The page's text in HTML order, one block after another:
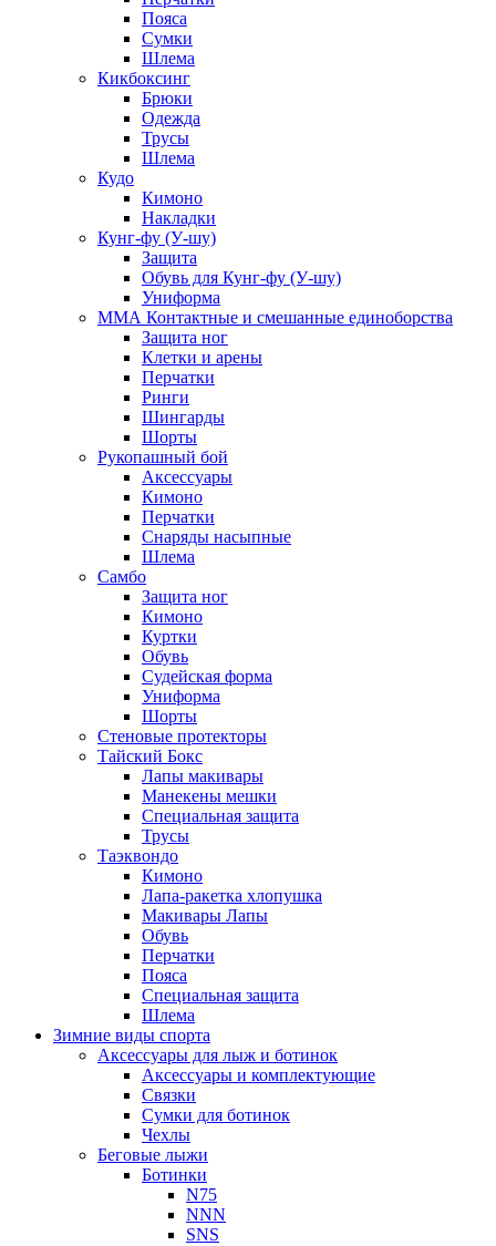
Пояса
Сумки
Шлема
Кикбоксинг
Брюки
Одежда
Трусы
Шлема
Кудо
Кимоно
Накладки
Кунг-фу (У-шу)
Защита
Обувь для Кунг-фу (У-шу)
Униформа
ММА Контактные и смешанные единоборства
Защита ног
Клетки и арены
Перчатки
Ринги
Шингарды
Шорты
Рукопашный бой
Аксессуары
Кимоно
Перчатки
Снаряды насыпные
Шлема
Самбо
Защита ног
Кимоно
Куртки
Обувь
Судейская форма
Униформа
Шорты
Стеновые протекторы
Тайский Бокс
Лапы макивары
Манекены мешки
Специальная защита
Трусы
Таэквондо
Кимоно
Лапа-ракетка хлопушка
Макивары Лапы
Обувь
Перчатки
Пояса
Специальная защита
Шлема
Зимние виды спорта
Аксессуары для лыж и ботинок
Аксессуары и комплектующие
Связки
Сумки для ботинок
Чехлы
Беговые лыжи
Ботинки
N75
NNN
SNS